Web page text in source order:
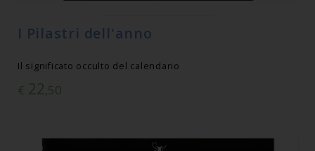
I Pilastri dell'anno
Il significato occulto del calendario
€ 22,50